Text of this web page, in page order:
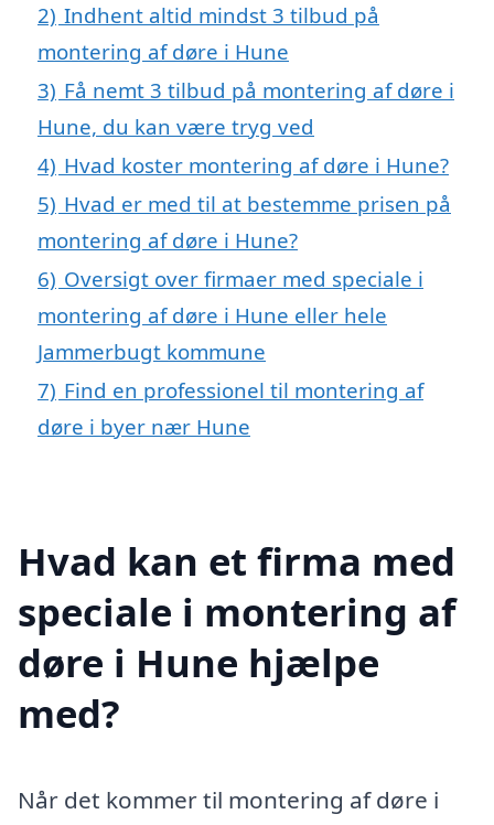
2) Indhent altid mindst 3 tilbud på
montering af døre i Hune
3) Få nemt 3 tilbud på montering af døre i
Hune, du kan være tryg ved
4) Hvad koster montering af døre i Hune?
5) Hvad er med til at bestemme prisen på
montering af døre i Hune?
6) Oversigt over firmaer med speciale i
montering af døre i Hune eller hele
Jammerbugt kommune
7) Find en professionel til montering af
døre i byer nær Hune
Hvad kan et firma med
speciale i montering af
døre i Hune hjælpe
med?
Når det kommer til montering af døre i